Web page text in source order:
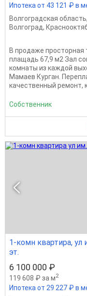
Ипотека от 43 121 ₽ в
Волгоградская область,
Волгоград,
В продаже просторная
плащадь 67,9 м2 Зал
комнаты из каждой
Мамаев Курган.
кaчecтвeнный ремонт,
Собственник
1-комн квартира, ул
эт.
6 100 000 ₽
119 608 ₽ за м2
Ипотека от 29 227 ₽ в